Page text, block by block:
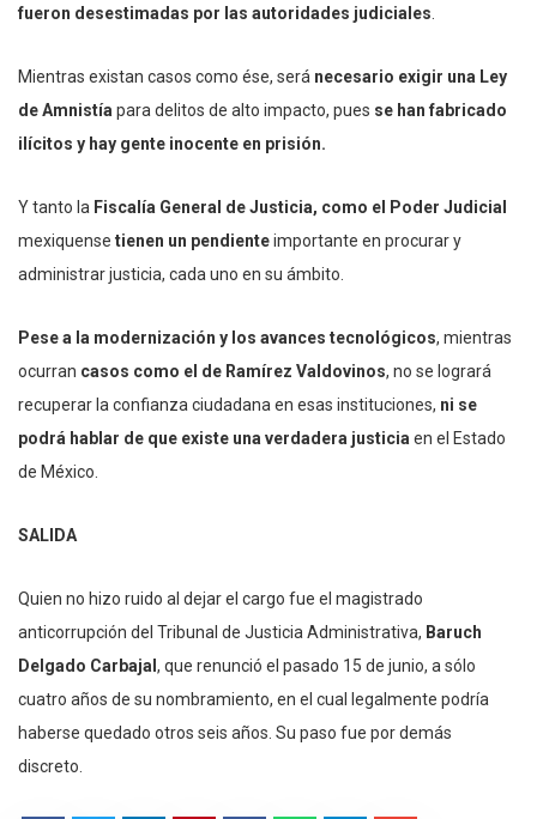
fueron desestimadas por las autoridades judiciales
Mientras existan casos como ése, será necesario exigir una Ley
de Amnistía para delitos de alto impacto, pues se han fabricado
ilícitos y hay gente inocente en prisión.
Y tanto la Fiscalía General de Justicia, como el Poder Judicial
mexiquense tienen un pendienteimportante en procurar y
administrar justicia, cada uno en su ámbito.
Pese a la modernización y los avances tecnológicos, mientras
ocurran casos como el de Ramírez Valdovinos, no se logrará
recuperar la confianza ciudadana en esas instituciones, ni se
podrá hablar de que existe una verdadera justicia en el Estado
de México.
SALIDA
Quien no hizo ruido al dejar el cargo fue el magistrado
anticorrupción del Tribunal de Justicia Administrativa, Baruch
Delgado Carbajal , que renunció el pasado 15 de junio, a sólo
cuatro años de su nombramiento, en el cual legalmente podría
haberse quedado otros seis años. Su paso fue por demás
discreto.